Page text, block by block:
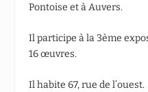
Pontoise et à Auvers.
Il participe à la 3ème
16 œuvres.
Il habite 67, rue de l’ouest.